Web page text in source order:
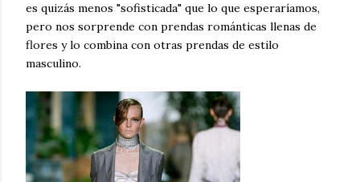
es quizás menos "sofisticada" que lo que esperaríamos,
pero nos sorprende con prendas románticas llenas de
flores y lo combina con otras prendas de estilo
masculino.